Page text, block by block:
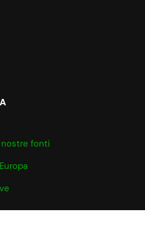
nostre fonti